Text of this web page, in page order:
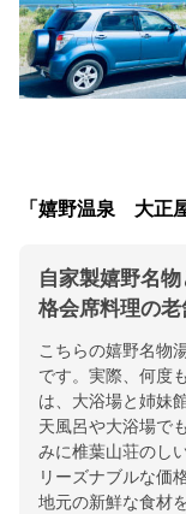
夕食 食
チェックイン・チェ
チェックアウ
交通アクセス
嬉野ICより約10分/
ホ
「嬉野温泉 大正
自家製嬉野名
格会席料理の
こちらの嬉野名物
です。実際、何度
は、大浴場と姉妹
天風呂や大浴場で
みに椎葉山荘のし
リーズナブルな価
地元の新鮮な食材